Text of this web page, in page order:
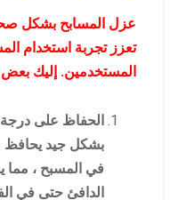
عزل المسابح بشكل
تعزز تجربة استخدام
المستخدمين. إليك بعض
الحفاظ على
بشكل جيد يحافظ
في المسبح ، مما
الدافئ حتى في